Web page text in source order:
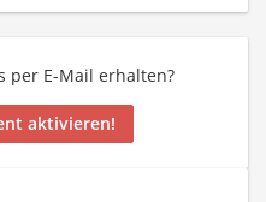
per E-Mail erhalten?
aktivieren!